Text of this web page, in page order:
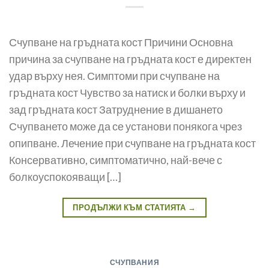
Счупване на гръдната кост Причини Основна
причина за счупване на гръдната кост е директен
удар върху нея. Симптоми при счупване на
гръдната кост Чувство за натиск и болки върху и
зад гръдната кост Затруднение в дишането
Счупването може да се установи понякога чрез
опипване. Лечение при счупване на гръдната кост
Консервативно, симптоматично, най-вече с
болкоуспокояващи […]
ПРОДЪЛЖИ КЪМ СТАТИЯТА →
СЧУПВАНИЯ